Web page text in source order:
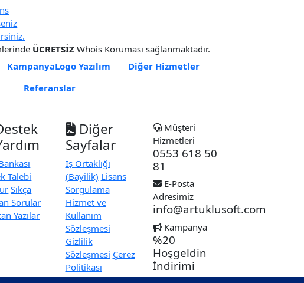
ÜCRETSİZ Whois Koruması sağlanmaktadır.
KampanyaLogo Yazılım
Diğer Hizmetler
Referanslar
Talebi
Sıkça
Sorular
Yazılar
Diğer
Sayfalar
İş Ortaklığı
(Bayilik) Lisans
Sorgulama
Hizmet ve
Kullanım
Sözleşmesi
Gizlilik
Sözleşmesi Çerez
Politikası
Müşteri
Hizmetleri
0553 618 50
81
E-Posta
Adresimiz
info@artuklusoft.com
Kampanya
%20
Hoşgeldin
İndirimi